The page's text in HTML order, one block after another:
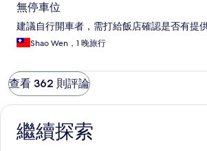
無停車位
建議自行開車者，需打給飯店確認是否有提
Shao Wen，1 晚旅行
查看 362 則評論
繼續探索